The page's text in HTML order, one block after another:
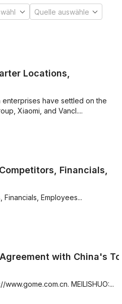
Locations,
have settled on the
platform, including subsidiaries of Kingsoft Group, Xiaomi, and Vancl....
Financials,
Employees...
with China's Top
MEILISHUO:...